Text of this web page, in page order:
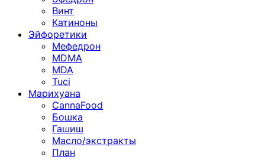
Винт
Катиноны
Эйфоретики
Мефедрон
MDMA
MDA
Tuci
Марихуана
CannaFood
Бошка
Гашиш
Масло/экстракты
План